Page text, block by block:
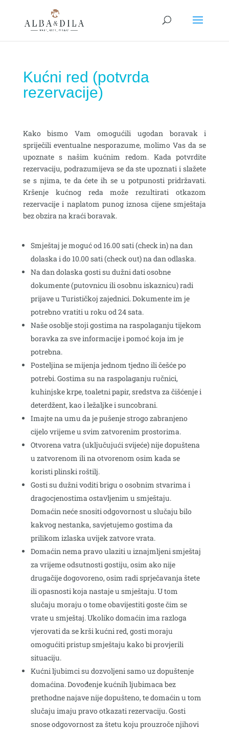
Kućni red (potvrda
rezervacije)
Kako bismo Vam omogućili ugodan boravak i
spriječili eventualne nesporazume, molimo Vas da se
upoznate s našim kućnim redom. Kada potvrdite
rezervaciju, podrazumijeva se da ste upoznati i slažete
se s njima, te da ćete ih se u potpunosti pridržavati.
Kršenje kućnog reda može rezultirati otkazom
rezervacije i naplatom punog iznosa cijene smještaja
bez obzira na kraći boravak.
Smještaj je moguć od 16.00 sati (check in) na dan
dolaska i do 10.00 sati (check out) na dan odlaska.
Na dan dolaska gosti su dužni dati osobne
dokumente (putovnicu ili osobnu iskaznicu) radi
prijave u Turističkoj zajednici. Dokumente im je
potrebno vratiti u roku od 24 sata.
Naše osoblje stoji gostima na raspolaganju tijekom
boravka za sve informacije i pomoć koja im je
potrebna.
Posteljina se mijenja jednom tjedno ili češće po
potrebi. Gostima su na raspolaganju ručnici,
kuhinjske krpe, toaletni papir, sredstva za čišćenje i
deterdžent, kao i ležaljke i suncobrani.
Imajte na umu da je pušenje strogo zabranjeno
cijelo vrijeme u svim zatvorenim prostorima.
Otvorena vatra (uključujući svijeće) nije dopuštena
u zatvorenom ili na otvorenom osim kada se
koristi plinski roštilj.
Gosti su dužni voditi brigu o osobnim stvarima i
dragocjenostima ostavljenim u smještaju.
Domaćin neće snositi odgovornost u slučaju bilo
kakvog nestanka, savjetujemo gostima da
prilikom izlaska uvijek zatvore vrata.
Domaćin nema pravo ulaziti u iznajmljeni smještaj
za vrijeme odsutnosti gostiju, osim ako nije
drugačije dogovoreno, osim radi sprječavanja štete
ili opasnosti koja nastaje u smještaju. U tom
slučaju moraju o tome obavijestiti goste čim se
vrate u smještaj. Ukoliko domaćin ima razloga
vjerovati da se krši kućni red, gosti moraju
omogućiti pristup smještaju kako bi provjerili
situaciju.
Kućni ljubimci su dozvoljeni samo uz dopuštenje
domaćina. Dovođenje kućnih ljubimaca bez
prethodne najave nije dopušteno, te domaćin u tom
slučaju imaju pravo otkazati rezervaciju. Gosti
snose odgovornost za štetu koju prouzroče njihovi